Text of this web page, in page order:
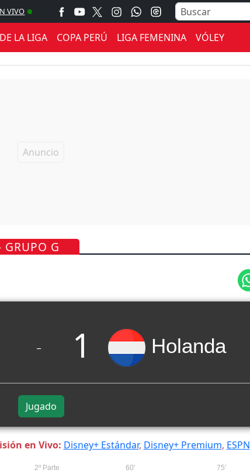
VIVO
LA LIGA COPA PERÚ LIGA FEMENINA VÓLEY
G
1 Holanda
Jugado
en Vivo: Disney+ Estándar, Disney+ Premium, ESPN
2º Parte 60' 75'